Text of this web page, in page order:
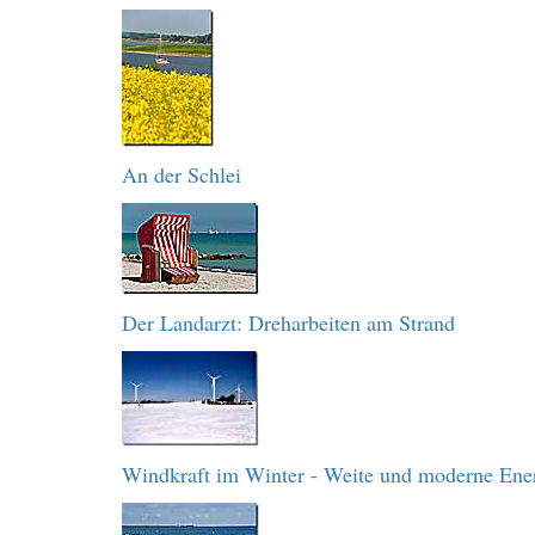
An der Schlei
Der Landarzt: Dreharbeiten am Strand
Windkraft im Winter - Weite und moderne